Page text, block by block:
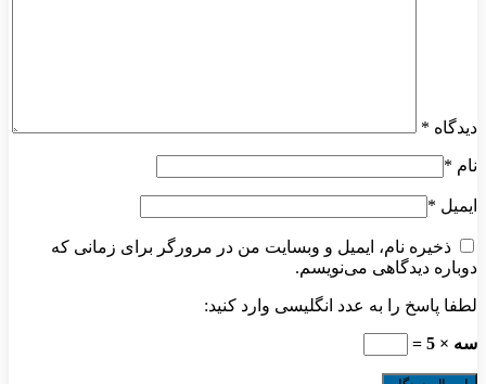
دیدگاه *
نام *
ایمیل *
ذخیره نام، ایمیل و وبسایت من در مرورگر برای زمانی که
دوباره دیدگاهی می‌نویسم.
لطفا پاسخ را به عدد انگلیسی وارد کنید:
سه × 5 =